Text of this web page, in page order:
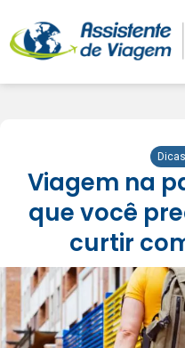
Viagem na
que você
curtir